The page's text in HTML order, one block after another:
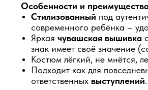
Особенности и
Стилизованный под
современного ребёнка –
Яркая чувашская вышивка
знак имеет своё значение
Костюм лёгкий, не мнётся,
Подходит как для
ответственных выступлений.